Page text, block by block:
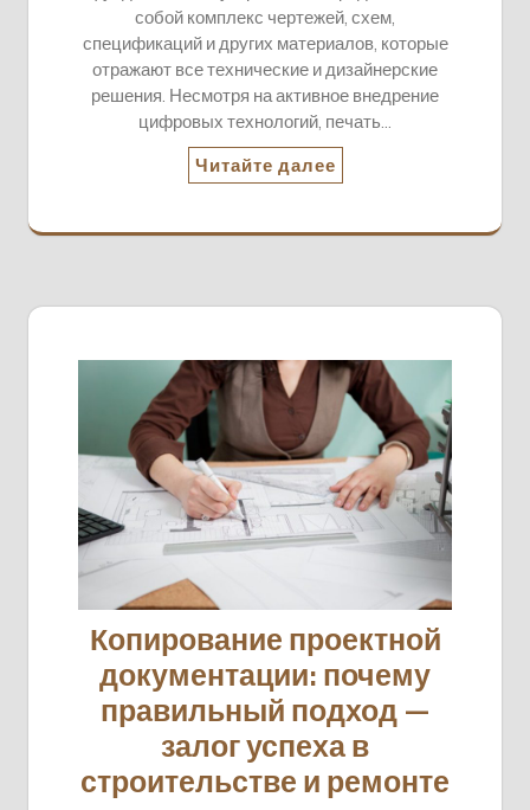
собой комплекс чертежей, схем,
спецификаций и других материалов, которые
отражают все технические и дизайнерские
решения. Несмотря на активное внедрение
цифровых технологий, печать…
Читайте далее
Копирование проектной
документации: почему
правильный подход —
залог успеха в
строительстве и ремонте